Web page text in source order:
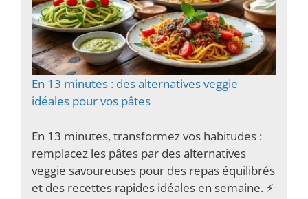
En 13 minutes : des alternatives veggie
idéales pour vos pâtes
En 13 minutes, transformez vos habitudes :
remplacez les pâtes par des alternatives
veggie savoureuses pour des repas équilibrés
et des recettes rapides idéales en semaine. ⚡️